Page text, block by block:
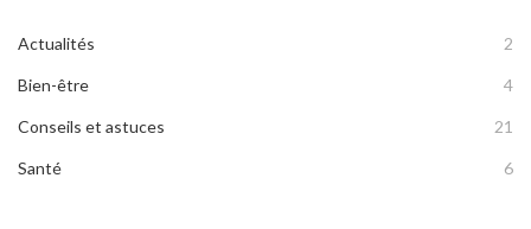
Actualités 2
Bien-être 4
Conseils et astuces 21
Santé 6